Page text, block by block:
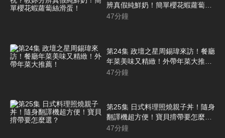
辨真假純鮮奶！簡單櫻花蝦蘿蔔絲
滑蛋！
47分鐘
第24集 政壇之星周錫瑋來訪！餐廳
年菜美味又精緻！外帶年菜大推
薦！
47分鐘
第25集 日式料理照燒親子丼！隨身
翻譯機超方便！寶貝揹帶要怎麼
選？
47分鐘